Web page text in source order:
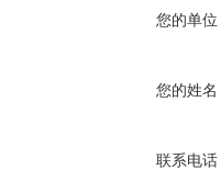
您的单位
您的姓名
联系电话